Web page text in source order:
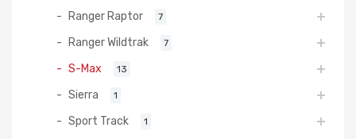
Ranger Raptor 7
Ranger Wildtrak 7
S-Max 13
Sierra 1
Sport Track 1